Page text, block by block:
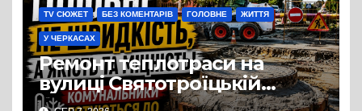
TV СЮЖЕТ БЕЗ КОМЕНТАРІВ ГОЛОВНЕ ЖИТТЯ
У ЧЕРКАСАХ
Ремонт теплотраси на
вулиці Святотроїцькій
затягнувся порівняно із